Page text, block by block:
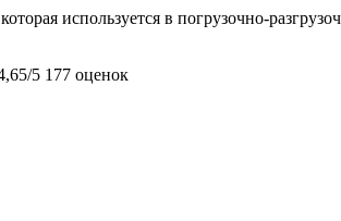
используется в погрузочно-
5 177 оценок